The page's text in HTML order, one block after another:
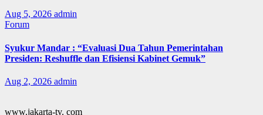
Aug 5, 2026 admin
Forum
Syukur Mandar : “Evaluasi Dua Tahun Pemerintahan
Presiden: Reshuffle dan Efisiensi Kabinet Gemuk”
Aug 2, 2026 admin
www.jakarta-tv. com